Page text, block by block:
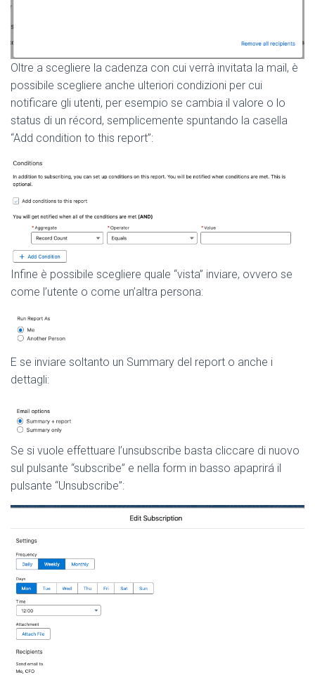
Oltre a scegliere la cadenza con cui verrà invitata la mail, è
possibile scegliere anche ulteriori condizioni per cui
notificare gli utenti, per esempio se cambia il valore o lo
status di un récord, semplicemente spuntando la casella
“Add condition to this report”:
Infine è possibile scegliere quale “vista” inviare, ovvero se
come l’utente o come un’altra persona:
E se inviare soltanto un Summary del report o anche i
dettagli:
Se si vuole effettuare l’unsubscribe basta cliccare di nuovo
sul pulsante “subscribe” e nella form in basso apaprirá il
pulsante “Unsubscribe”: